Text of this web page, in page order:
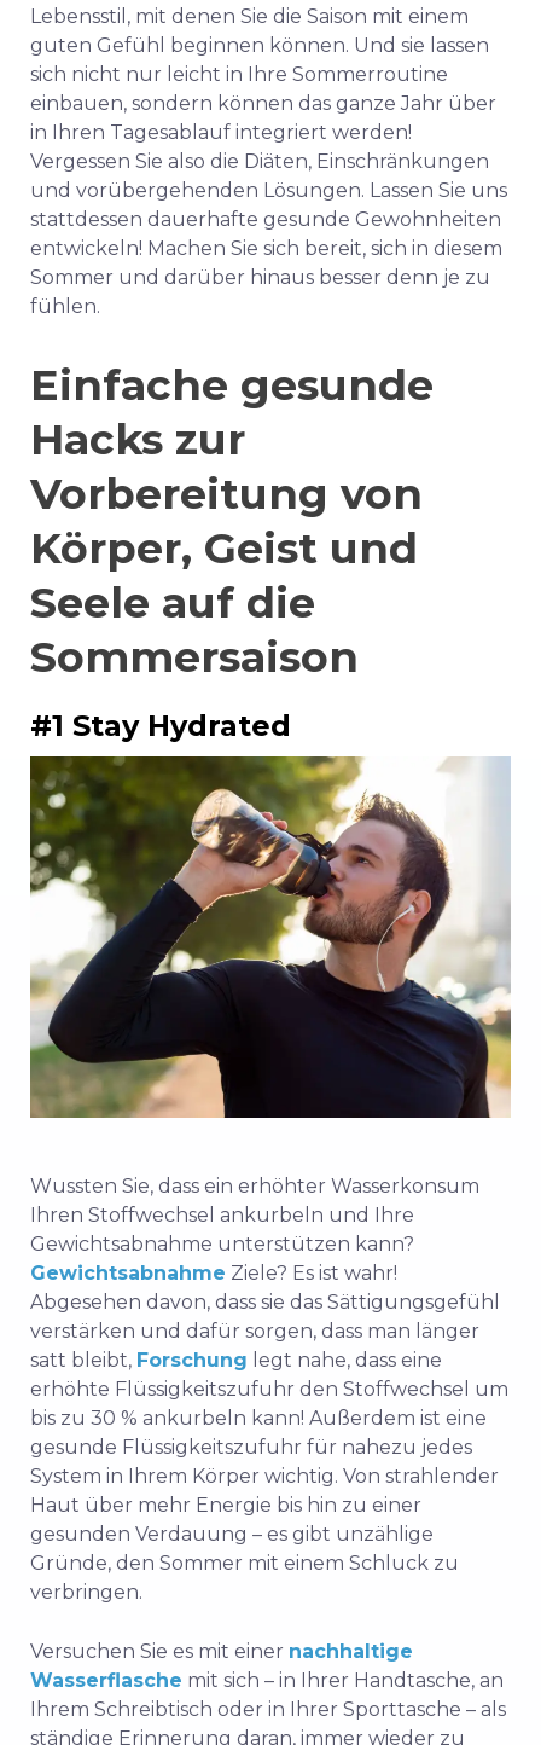
Lebensstil, mit denen Sie die Saison mit einem
guten Gefühl beginnen können. Und sie lassen
sich nicht nur leicht in Ihre Sommerroutine
einbauen, sondern können das ganze Jahr über
in Ihren Tagesablauf integriert werden!
Vergessen Sie also die Diäten, Einschränkungen
und vorübergehenden Lösungen. Lassen Sie uns
stattdessen dauerhafte gesunde Gewohnheiten
entwickeln! Machen Sie sich bereit, sich in diesem
Sommer und darüber hinaus besser denn je zu
fühlen.
Einfache gesunde
Hacks zur
Vorbereitung von
Körper, Geist und
Seele auf die
Sommersaison
#1 Stay Hydrated
Wussten Sie, dass ein erhöhter Wasserkonsum
Ihren Stoffwechsel ankurbeln und Ihre
Gewichtsabnahme unterstützen kann?
Gewichtsabnahme Ziele? Es ist wahr!
Abgesehen davon, dass sie das Sättigungsgefühl
verstärken und dafür sorgen, dass man länger
satt bleibt, Forschung legt nahe, dass eine
erhöhte Flüssigkeitszufuhr den Stoffwechsel um
bis zu 30 % ankurbeln kann! Außerdem ist eine
gesunde Flüssigkeitszufuhr für nahezu jedes
System in Ihrem Körper wichtig. Von strahlender
Haut über mehr Energie bis hin zu einer
gesunden Verdauung – es gibt unzählige
Gründe, den Sommer mit einem Schluck zu
verbringen.
Versuchen Sie es mit einer nachhaltige
Wasserflasche mit sich – in Ihrer Handtasche, an
Ihrem Schreibtisch oder in Ihrer Sporttasche – als
ständige Erinnerung daran, immer wieder zu